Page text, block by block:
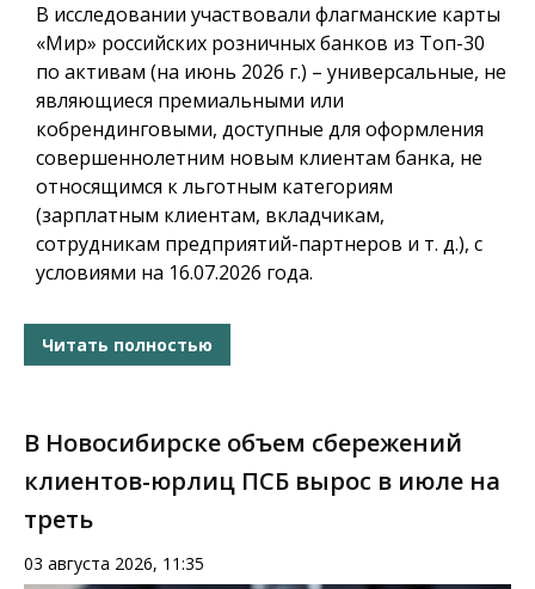
В исследовании участвовали флагманские карты
«Мир» российских розничных банков из Топ-30
по активам (на июнь 2026 г.) – универсальные, не
являющиеся премиальными или
кобрендинговыми, доступные для оформления
совершеннолетним новым клиентам банка, не
относящимся к льготным категориям
(зарплатным клиентам, вкладчикам,
сотрудникам предприятий-партнеров и т. д.), с
условиями на 16.07.2026 года.
Читать полностью
В Новосибирске объем сбережений
клиентов-юрлиц ПСБ вырос в июле на
треть
03 августа 2026, 11:35